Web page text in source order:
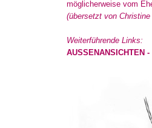
möglicherweise vom
(übersetzt von
Weiterführende Links:
AUSSENANSICHTEN